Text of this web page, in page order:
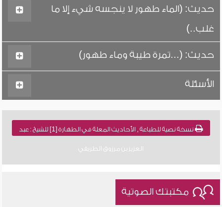
حديث: (الماء طهور لا ينجسه شيء إلا ما
غلب..)
حديث: (...تمرة طيبة وماء طهور)
الأسئلة
نسخة نصية للطباعة , الأحاديث المعلة في الطهارة [1] للشيخ : عبد
العزيز بن مرزوق الطريفي
مكتبتك الصوتية